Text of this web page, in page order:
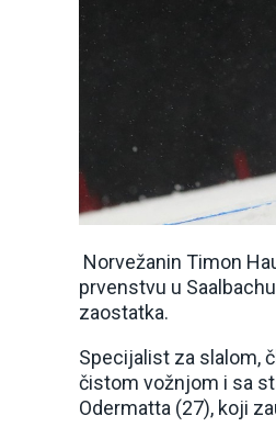
Norvežanin Timon
prvenstvu u
zaostatka.
Specijalist za slalom,
čistom vožnjom i sa
Odermatta (27), koji